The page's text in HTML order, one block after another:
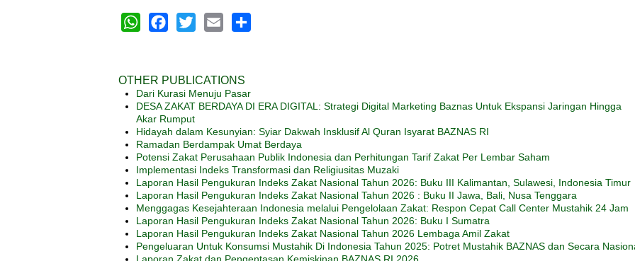
OTHER PUBLICATIONS
Dari Kurasi Menuju Pasar
DESA ZAKAT BERDAYA DI ERA DIGITAL: Strategi Digital Marketing Baznas Untuk Ekspansi Jaringan Hingga
Akar Rumput
Hidayah dalam Kesunyian: Syiar Dakwah Insklusif Al Quran Isyarat BAZNAS RI
Ramadan Berdampak Umat Berdaya
Potensi Zakat Perusahaan Publik Indonesia dan Perhitungan Tarif Zakat Per Lembar Saham
Implementasi Indeks Transformasi dan Religiusitas Muzaki
Laporan Hasil Pengukuran Indeks Zakat Nasional Tahun 2026: Buku III Kalimantan, Sulawesi, Indonesia Timur
Laporan Hasil Pengukuran Indeks Zakat Nasional Tahun 2026 : Buku II Jawa, Bali, Nusa Tenggara
Menggagas Kesejahteraan Indonesia melalui Pengelolaan Zakat: Respon Cepat Call Center Mustahik 24 Jam
Laporan Hasil Pengukuran Indeks Zakat Nasional Tahun 2026: Buku I Sumatra
Laporan Hasil Pengukuran Indeks Zakat Nasional Tahun 2026 Lembaga Amil Zakat
Pengeluaran Untuk Konsumsi Mustahik Di Indonesia Tahun 2025: Potret Mustahik BAZNAS dan Secara
Laporan Zakat dan Pengentasan Kemiskinan BAZNAS RI 2026